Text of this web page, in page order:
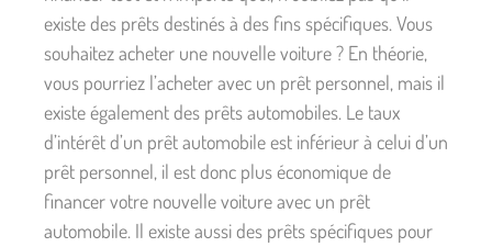
existe des prêts destinés à des fins spécifiques. Vous
souhaitez acheter une nouvelle voiture ? En théorie,
vous pourriez l’acheter avec un prêt personnel, mais il
existe également des prêts automobiles. Le taux
d’intérêt d’un prêt automobile est inférieur à celui d’un
prêt personnel, il est donc plus économique de
financer votre nouvelle voiture avec un prêt
automobile. Il existe aussi des prêts spécifiques pour